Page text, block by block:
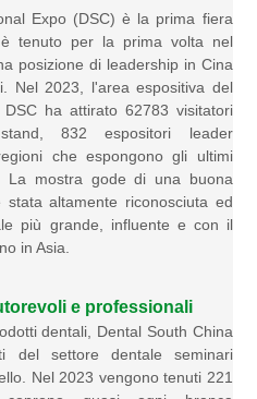
Expo (DSC) è la prima fiera
tenuto per la prima volta nel
posizione di leadership in Cina
Nel 2023, l'area espositiva del
ha attirato 62783 visitatori
832 espositori leader
che espongono gli ultimi
La mostra gode di una buona
altamente riconosciuta ed
più grande, influente e con il
in Asia.
e professionali
dentali, Dental South China
del settore dentale seminari
Nel 2023 vengono tenuti 221